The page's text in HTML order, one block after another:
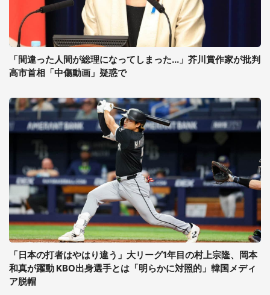
「間違った人間が総理になってしまった...」芥川賞作家が批判
高市首相「中傷動画」疑惑で
「日本の打者はやはり違う」大リーグ1年目の村上宗隆、岡本
和真が躍動 KBO出身選手とは「明らかに対照的」韓国メディ
ア脱帽